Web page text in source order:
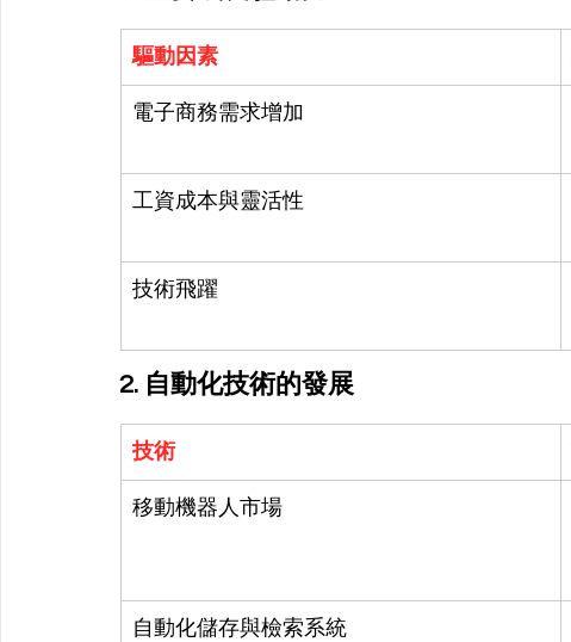
驅動因素
電子商務需求增加
工資成本與靈活性
技術飛躍
2. 自動化技術的發展
技術
移動機器人市場
自動化儲存與檢索系統